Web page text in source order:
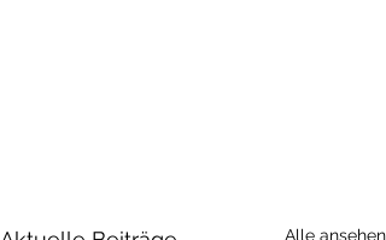
Alle ansehen